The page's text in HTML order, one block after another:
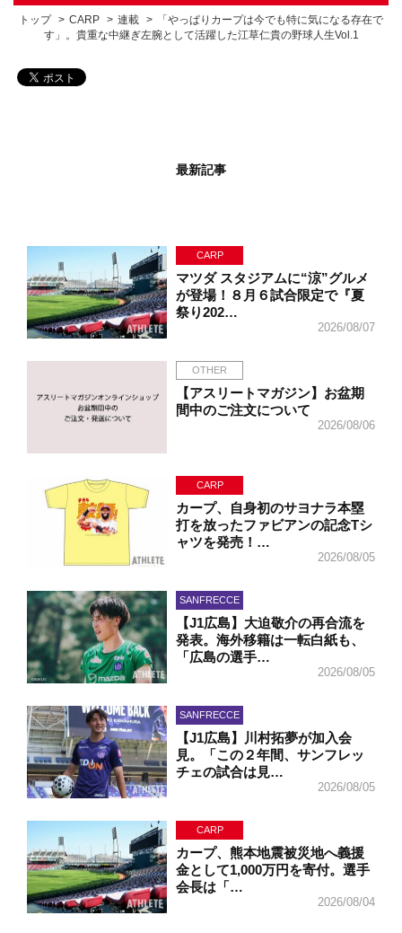
トップ CARP 連載
「やっぱりカープは今でも特に気になる存在で
す」。貴重な中継ぎ左腕として活躍した江草仁貴の野球人生Vol.1
最新記事
CARP
マツダ スタジアムに“涼”グルメ
が登場！８月６試合限定で『夏
祭り202…
2026/08/07
OTHER
【アスリートマガジン】お盆期
間中のご注文について
2026/08/06
CARP
カープ、自身初のサヨナラ本塁
打を放ったファビアンの記念Tシ
ャツを発売！…
2026/08/05
SANFRECCE
【J1広島】大迫敬介の再合流を
発表。海外移籍は一転白紙も、
「広島の選手…
2026/08/05
SANFRECCE
【J1広島】川村拓夢が加入会
見。「この２年間、サンフレッ
チェの試合は見…
2026/08/05
CARP
カープ、熊本地震被災地へ義援
金として1,000万円を寄付。選手
会長は「…
2026/08/04